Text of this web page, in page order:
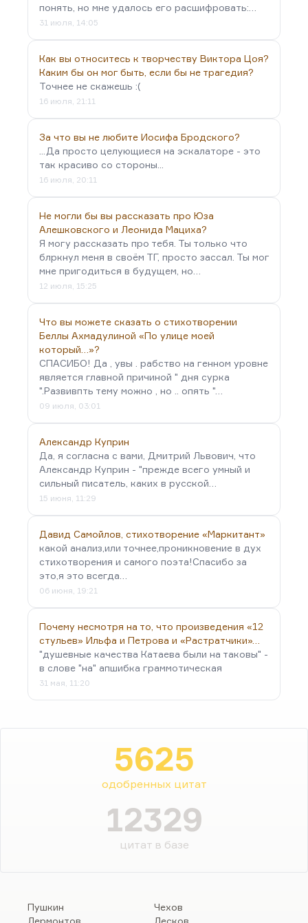
понять, но мне удалось его расшифровать:…
31 июля, 14:05
Как вы относитесь к творчеству Виктора Цоя?
Каким бы он мог быть, если бы не трагедия?
Точнее не скажешь :(
16 июля, 21:11
За что вы не любите Иосифа Бродского?
...Да просто целующиеся на эскалаторе - это
так красиво со стороны...
16 июля, 20:11
Не могли бы вы рассказать про Юза
Алешковского и Леонида Мациха?
Я могу рассказать про тебя. Ты только что
блркнул меня в своём ТГ, просто зассал. Ты мог
мне пригодиться в будущем, но…
12 июля, 15:25
Что вы можете сказать о стихотворении
Беллы Ахмадулиной «По улице моей
который…»?
СПАСИБО! Да , увы . рабство на генном уровне
является главной причиной " дня сурка
".Развивпть тему можно , но .. опять "…
09 июля, 03:01
Александр Куприн
Да, я согласна с вами, Дмитрий Львович, что
Александр Куприн - "прежде всего умный и
сильный писатель, каких в русской…
15 июня, 11:29
Давид Самойлов, стихотворение «Маркитант»
какой анализ,или точнее,проникновение в дух
стихотворения и самого поэта!Спасибо за
это,я это всегда…
06 июня, 19:21
Почему несмотря на то, что произведения «12
стульев» Ильфа и Петрова и «Растратчики»…
"душевные качества Катаева были на таковы" -
в слове "на" апшибка граммотическая
31 мая, 11:20
5625
одобренных цитат
12329
цитат в базе
Пушкин
Лермонтов
Чехов
Лесков